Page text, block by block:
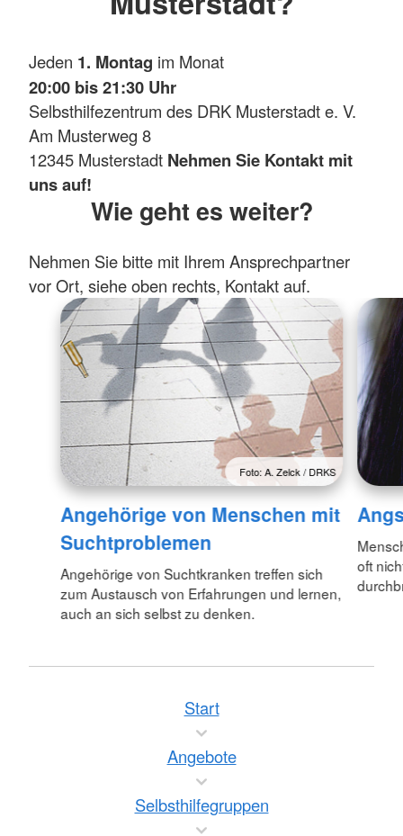
Jeden 1. Montag im Monat
20:00 bis 21:30 Uhr
Selbsthilfezentrum des DRK Musterstadt e. V.
Am Musterweg 8
12345 Musterstadt Nehmen Sie Kontakt mit
uns auf!
Wie geht es weiter?
Nehmen Sie bitte mit Ihrem Ansprechpartner
vor Ort, siehe oben rechts, Kontakt auf.
Foto: A. Zelck / DRKS
Angehörige von Menschen mit
Suchtproblemen
Angehörige von Suchtkranken treffen sich
zum Austausch von Erfahrungen und lernen,
auch an sich selbst zu denken.
oft
Start
Angebote
Selbsthilfegruppen